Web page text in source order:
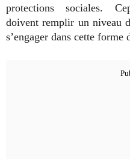
protections sociales.
doivent remplir un niveau
s’engager dans cette forme